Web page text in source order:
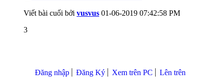
Viết bài cuối bởi vusvus 01-06-2019 07:42:58 PM
3
Đăng nhập Đăng Ký Xem trên PC Lên trên